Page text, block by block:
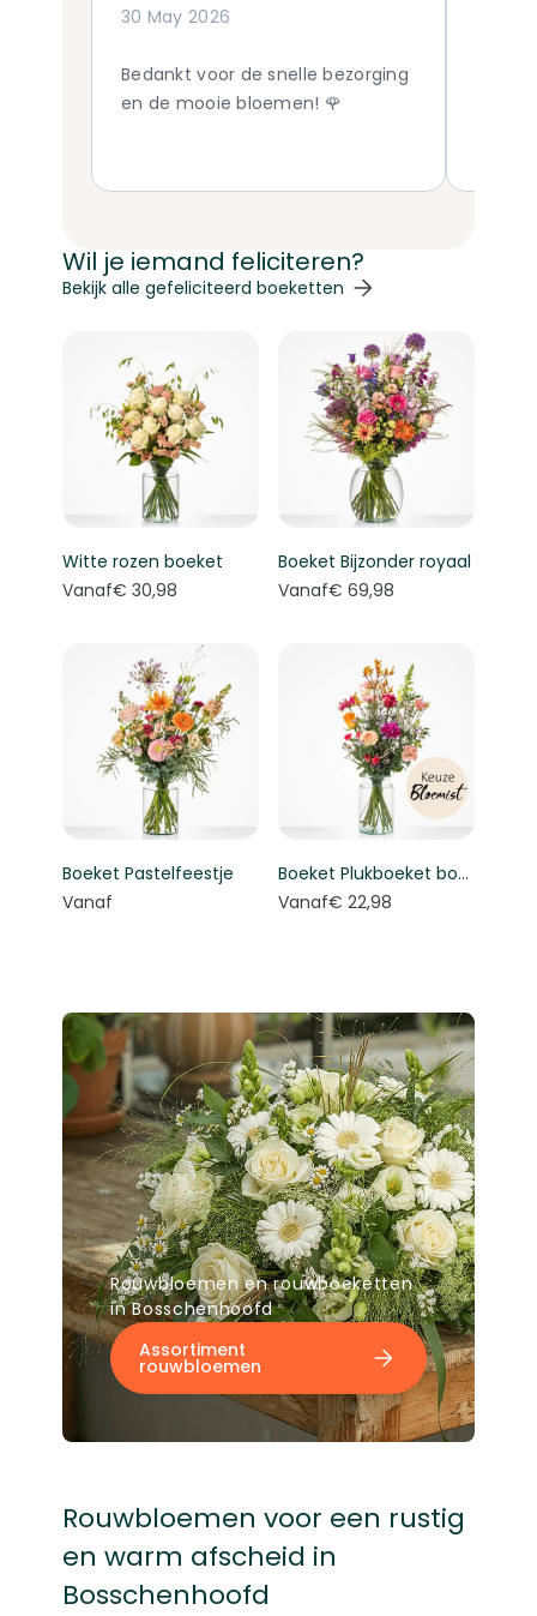
30 May 2026
Bedankt voor de snelle bezorging
en de mooie bloemen! 🌹
Wil je iemand feliciteren?
Navigeren door de elementen van de carrousel is
Druk om carrousel over te slaan
Bekijk alle gefeliciteerd boeketten
Witte rozen boeket
Vanaf€ 30,98
Boeket Bijzonder royaal
Vanaf€ 69,98
Boeket Pastelfeestje
Vanaf
Boeket Plukboeket bont - Keuze bloemist
Vanaf€ 22,98
Rouwbloemen en rouwboeketten
in Bosschenhoofd
Assortiment
rouwbloemen
Rouwbloemen voor een rustig
en warm afscheid in
Bosschenhoofd